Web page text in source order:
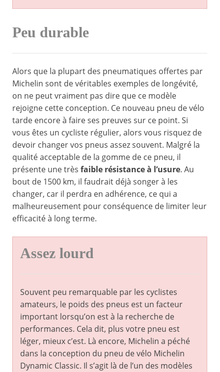
Peu durable
Alors que la plupart des pneumatiques offertes par
Michelin sont de véritables exemples de longévité,
on ne peut vraiment pas dire que ce modèle
rejoigne cette conception. Ce nouveau pneu de vélo
tarde encore à faire ses preuves sur ce point. Si
vous êtes un cycliste régulier, alors vous risquez de
devoir changer vos pneus assez souvent. Malgré la
qualité acceptable de la gomme de ce pneu, il
présente une très faible résistance à l’usure. Au
bout de 1500 km, il faudrait déjà songer à les
changer, car il perdra en adhérence, ce qui a
malheureusement pour conséquence de limiter leur
efficacité à long terme.
Assez lourd
Souvent peu remarquable par les cyclistes
amateurs, le poids des pneus est un facteur
important lorsqu’on est à la recherche de
performances. Cela dit, plus votre pneu est
léger, mieux c’est. Là encore, Michelin a péché
dans la conception du pneu de vélo Michelin
Dynamic Classic. Il s’agit là de l’un des modèles